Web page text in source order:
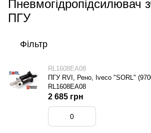
Пневмогідропідсилювач
ПГУ
Фільтр
RL1608EA08
ПГУ RVI, Рено, Iveco "SORL"
RL1608EA08
2 685 грн